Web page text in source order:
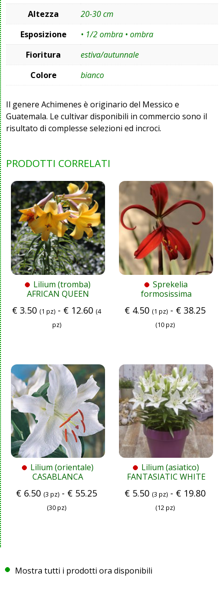
Altezza
20-30 cm
Esposizione
• 1/2 ombra • ombra
Fioritura
estiva/autunnale
Colore
bianco
Il genere Achimenes è originario del Messico e
Guatemala. Le cultivar disponibili in commercio sono il
risultato di complesse selezioni ed incroci.
PRODOTTI CORRELATI
Lilium (tromba)
AFRICAN QUEEN
€ 3.50 (1 pz) - € 12.60 (4
pz)
Sprekelia
formosissima
€4.50 (1 pz)- €38.25
(10 pz)
Lilium (orientale)
CASABLANCA
€ 6.50 (3 pz) - € 55.25
(30 pz)
Lilium (asiatico)
FANTASIATIC WHITE
€5.50 (3 pz)- €19.80
(12 pz)
Mostra tutti i prodotti ora disponibili